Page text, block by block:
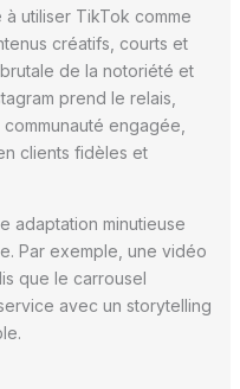
utiliser TikTok comme
créatifs, courts et
de la notoriété et
prend le relais,
engagée,
clients fidèles et
adaptation minutieuse
Par exemple, une vidéo
que le carrousel
avec un storytelling